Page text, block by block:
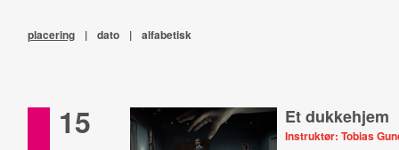
placering | dato | alfabetisk
15 Et dukkehjem
Instruktør: Tobias